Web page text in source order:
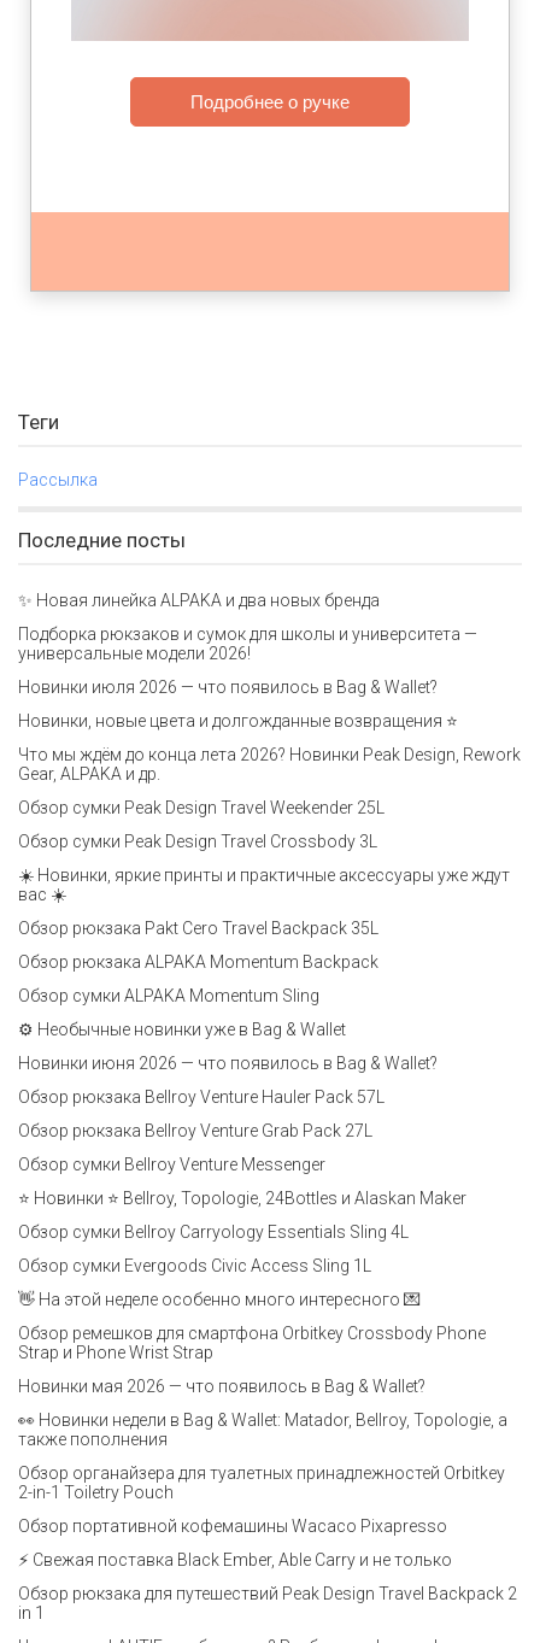
Подробнее о ручке
Теги
Рассылка
Последние посты
✨ Новая линейка ALPAKA и два новых бренда
Подборка рюкзаков и сумок для школы и университета —
универсальные модели 2026!
Новинки июля 2026 — что появилось в Bag & Wallet?
Новинки, новые цвета и долгожданные возвращения ⭐️
Что мы ждём до конца лета 2026? Новинки Peak Design, Rework
Gear, ALPAKA и др.
Обзор сумки Peak Design Travel Weekender 25L
Обзор сумки Peak Design Travel Crossbody 3L
☀️ Новинки, яркие принты и практичные аксессуары уже ждут
вас ☀️
Обзор рюкзака Pakt Cero Travel Backpack 35L
Обзор рюкзака ALPAKA Momentum Backpack
Обзор сумки ALPAKA Momentum Sling
⚙️ Необычные новинки уже в Bag & Wallet
Новинки июня 2026 — что появилось в Bag & Wallet?
Обзор рюкзака Bellroy Venture Hauler Pack 57L
Обзор рюкзака Bellroy Venture Grab Pack 27L
Обзор сумки Bellroy Venture Messenger
⭐ Новинки ⭐ Bellroy, Topologie, 24Bottles и Alaskan Maker
Обзор сумки Bellroy Carryology Essentials Sling 4L
Обзор сумки Evergoods Civic Access Sling 1L
👋 На этой неделе особенно много интересного 💌
Обзор ремешков для смартфона Orbitkey Crossbody Phone
Strap и Phone Wrist Strap
Новинки мая 2026 — что появилось в Bag & Wallet?
👀 Новинки недели в Bag & Wallet: Matador, Bellroy, Topologie, а
также пополнения
Обзор органайзера для туалетных принадлежностей Orbitkey
2-in-1 Toiletry Pouch
Обзор портативной кофемашины Wacaco Pixapresso
⚡ Свежая поставка Black Ember, Able Carry и не только
Обзор рюкзака для путешествий Peak Design Travel Backpack 2
in 1